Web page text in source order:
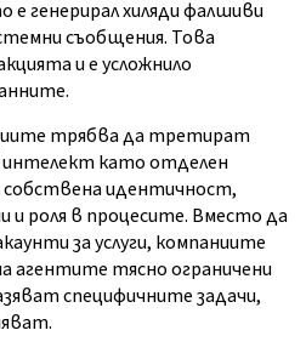
генерирал хиляди фалшиви
съобщения. Това
и е усложнило
трябва да третират
интелект като отделен
собствена идентичност,
и роля в процесите. Вместо да
за услуги, компаниите
агентите тясно ограничени
специфичните задачи,